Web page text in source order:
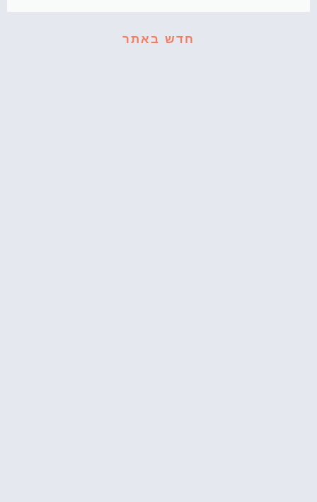
חדש באתר